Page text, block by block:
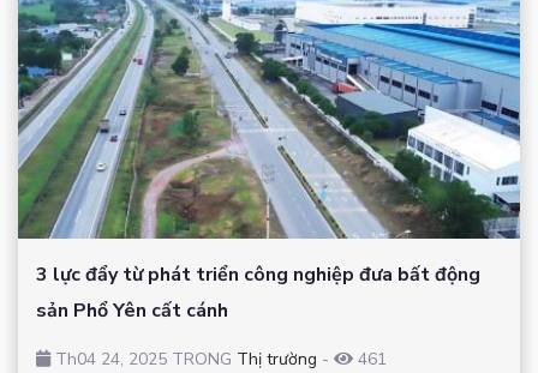
3 lực đẩy từ phát triển công nghiệp đưa bất động
sản Phổ Yên cất cánh
Th04 24, 2025 TRONG Thị trường -
461